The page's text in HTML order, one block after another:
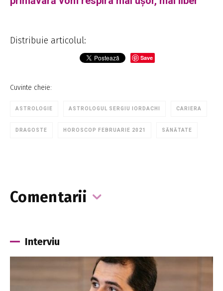
Distribuie articolul:
Save
Cuvinte cheie:
ASTROLOGIE ASTROLOGUL SERGIU IORDACHI CARIERA
DRAGOSTE HOROSCOP FEBRUARIE 2021 SĂNĂTATE
Comentarii
Interviu